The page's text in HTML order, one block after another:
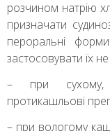
розчином натрію
призначати
пероральні
застосовувати їх
– при сухому,
протикашльові
– при вологому